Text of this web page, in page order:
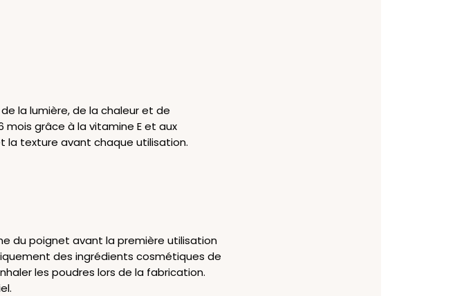
la lumière, de la chaleur et de
mois grâce à la vitamine E et aux
la texture avant chaque utilisation.
du poignet avant la première utilisation
des ingrédients cosmétiques de
les poudres lors de la fabrication.